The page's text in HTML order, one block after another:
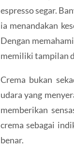
espresso segar.
ia menandakan
Dengan
memiliki tampilan
Crema bukan
udara yang
memberikan
crema sebagai
benar.